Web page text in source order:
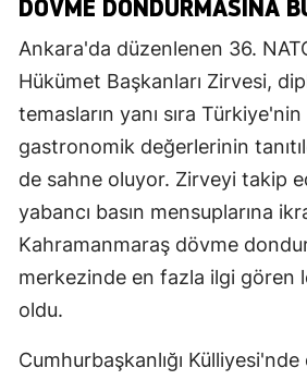
DÖVME DONDURMASINA
Ankara'da düzenlenen 36.
Hükümet Başkanları Zirvesi,
temasların yanı sıra
gastronomik değerlerinin
de sahne oluyor. Zirveyi takip
yabancı basın mensuplarına
Kahramanmaraş dövme
merkezinde en fazla ilgi gören
oldu.
Cumhurbaşkanlığı